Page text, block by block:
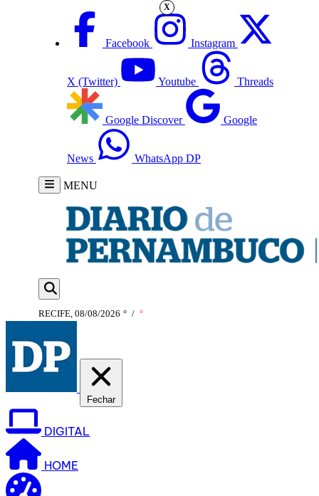
Facebook Instagram
X (Twitter) Youtube Threads
Google Discover Google
News WhatsApp DP
MENU
RECIFE, 08/08/2026 ° / °
Fechar
DIGITAL
HOME
X